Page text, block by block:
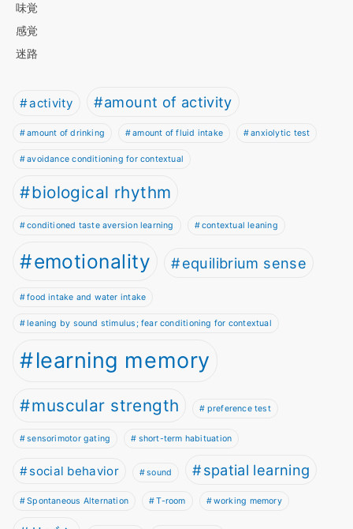
味覚
感覚
迷路
activity amount of activity
amount of drinking amount of fluid intake anxiolytic test
avoidance conditioning for contextual
biological rhythm
conditioned taste aversion learning contextual leaning
emotionality equilibrium sense
food intake and water intake
leaning by sound stimulus; fear conditioning for contextual
learning memory
muscular strength preference test
sensorimotor gating short-term habituation
social behavior sound spatial learning
Spontaneous Alternation T-room working memory